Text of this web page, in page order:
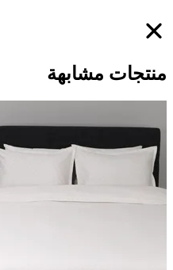
منتجات مشابهة